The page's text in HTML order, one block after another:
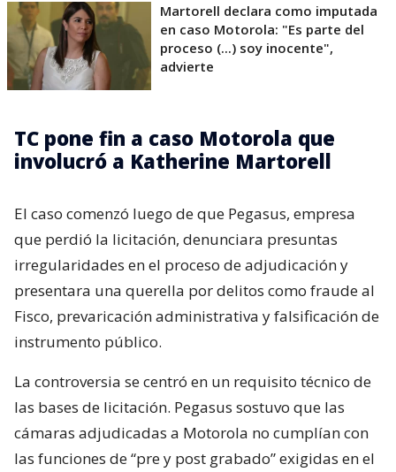
Martorell declara como imputada
en caso Motorola: "Es parte del
proceso (...) soy inocente",
advierte
TC pone fin a caso Motorola que
involucró a Katherine Martorell
El caso comenzó luego de que Pegasus, empresa
que perdió la licitación, denunciara presuntas
irregularidades en el proceso de adjudicación y
presentara una querella por delitos como fraude al
Fisco, prevaricación administrativa y falsificación de
instrumento público.
La controversia se centró en un requisito técnico de
las bases de licitación. Pegasus sostuvo que las
cámaras adjudicadas a Motorola no cumplían con
las funciones de “pre y post grabado” exigidas en el